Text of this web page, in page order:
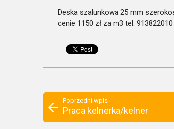
Deska szalunkowa 25 mm
cenie 1150 zł za m3 tel. 913822010
Poprzedni wpis
Praca kelnerka/kelner